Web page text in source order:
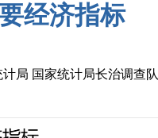
经济指标
局 国家统计局长治调查队